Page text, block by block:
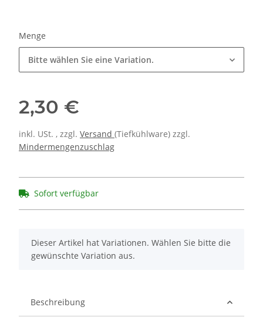
Menge
Bitte wählen Sie eine Variation.
2,30 €
inkl. USt. , zzgl. Versand (Tiefkühlware) zzgl.
Mindermengenzuschlag
Sofort verfügbar
x
Dieser Artikel hat Variationen. Wählen Sie bitte die
gewünschte Variation aus.
Beschreibung